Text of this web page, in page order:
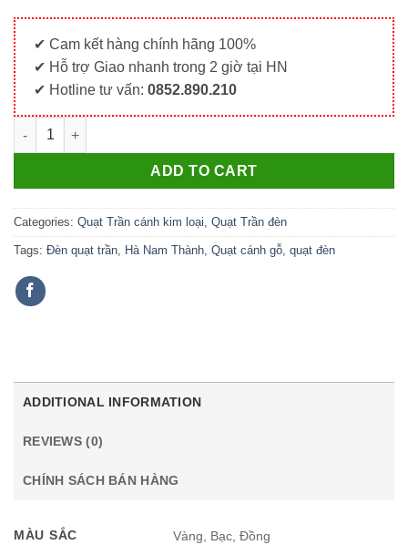
✔ Cam kết hàng chính hãng 100%
✔ Hỗ trợ Giao nhanh trong 2 giờ tại HN
✔ Hotline tư vấn: 0852.890.210
Quạt Trần Đèn Màu Đồng Cao Cấp – Lõi đồng 100% | Bảo
ADD TO CART
Categories: Quạt Trần cánh kim loại, Quạt Trần đèn
Tags: Đèn quạt trần, Hà Nam Thành, Quạt cánh gỗ, quạt đèn
ADDITIONAL INFORMATION
REVIEWS (0)
CHÍNH SÁCH BÁN HÀNG
MÀU SẮC Vàng, Bạc, Đồng